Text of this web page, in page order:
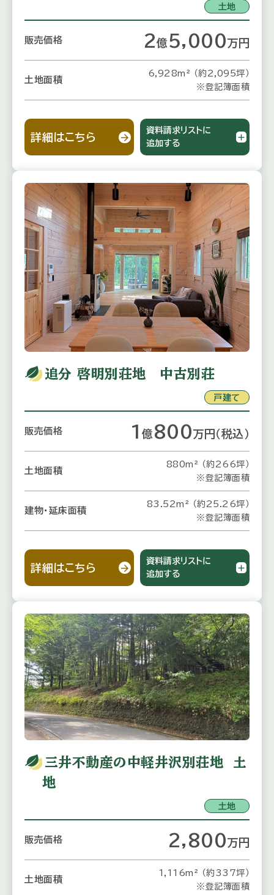
土地
販売価格 2億 5,000万 円
土地面積
6,928m² （約2,095坪）
※登記簿面積
詳細はこちら
資料請求リストに
追加する
追分 啓明別荘地 中古別荘
戸建て
販売価格 1 億 800万 円 （税込）
土地面積
880m² （約266坪）
※登記簿面積
建物・延床面積
83.52m² （約25.26坪）
※登記簿面積
詳細はこちら
資料請求リストに
追加する
三井不動産の中軽井沢別荘地 土
地
土地
販売価格 2,800万 円
土地面積
1,116m² （約337坪）
※登記簿面積